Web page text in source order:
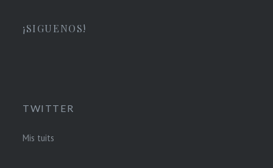
¡SIGUENOS!
TWITTER
Mis tuits